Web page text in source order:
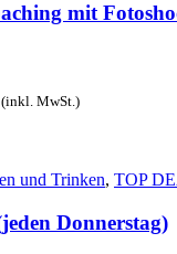
mit
(inkl. MwSt.)
und Trinken, TOP
Donnerstag)